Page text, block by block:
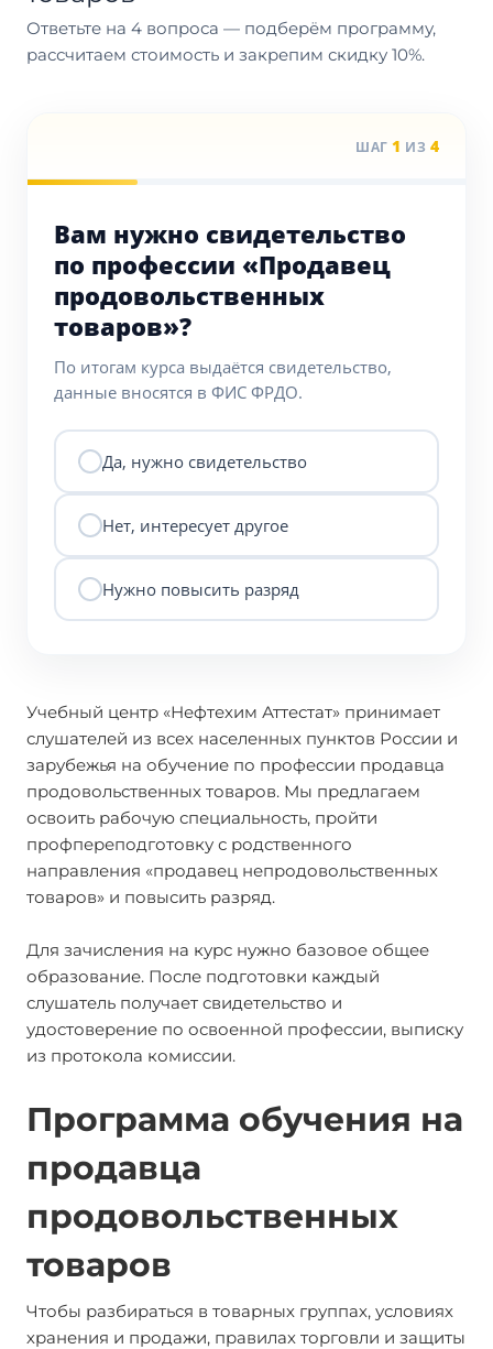
Ответьте на 4 вопроса — подберём программу,
рассчитаем стоимость и закрепим скидку 10%.
ШАГ 1 ИЗ 4
Вам нужно свидетельство
по профессии «Продавец
продовольственных
товаров»?
По итогам курса выдаётся свидетельство,
данные вносятся в ФИС ФРДО.
Да, нужно свидетельство
Нет, интересует другое
Нужно повысить разряд
Учебный центр «Нефтехим Аттестат» принимает
слушателей из всех населенных пунктов России и
зарубежья на обучение по профессии продавца
продовольственных товаров. Мы предлагаем
освоить рабочую специальность, пройти
профпереподготовку с родственного
направления «продавец непродовольственных
товаров» и повысить разряд.
Для зачисления на курс нужно базовое общее
образование. После подготовки каждый
слушатель получает свидетельство и
удостоверение по освоенной профессии, выписку
из протокола комиссии.
Программа обучения на
продавца
продовольственных
товаров
Чтобы разбираться в товарных группах, условиях
хранения и продажи, правилах торговли и защиты